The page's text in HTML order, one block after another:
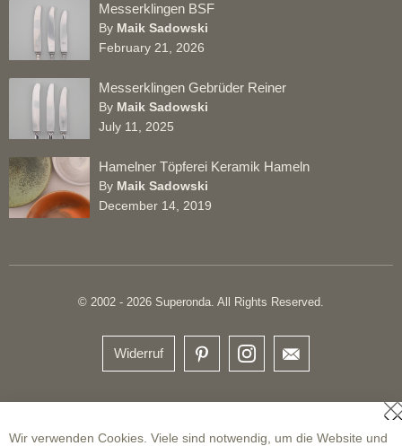
Messerklingen BSF
By Maik Sadowski
February 21, 2026
Messerklingen Gebrüder Reiner
By Maik Sadowski
July 11, 2025
Hamelner Töpferei Keramik Hameln
By Maik Sadowski
December 14, 2019
© 2002 - 2026 Superonda. All Rights Reserved.
Widerruf
Wir verwenden Cookies. Viele sind notwendig, um die Website und